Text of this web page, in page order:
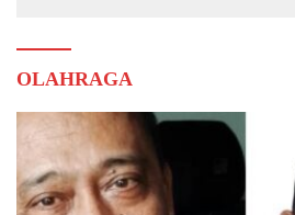
OLAHRAGA